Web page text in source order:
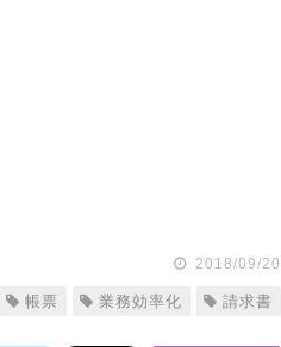
2018/09/20
帳票 業務効率化 請求書